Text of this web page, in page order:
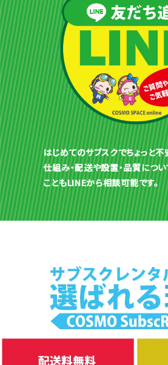
はじめてのサブスクでちょっと不
仕組み・配送や設置・品質につい
こともLINEから相談可能です。